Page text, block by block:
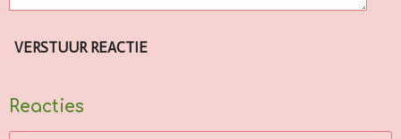
VERSTUUR REACTIE
Reacties